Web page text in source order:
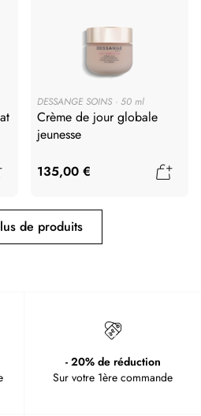
Ajouter au panier
DESSANGE SOINS 50 ml
Crème de jour globale
jeunesse
135,00 €
de produits
- 20% de réduction
Sur votre 1ère commande